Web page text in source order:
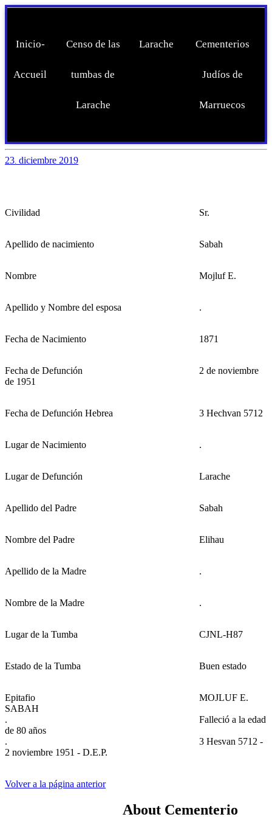
Inicio-
Accueil
Censo de las
tumbas de
Larache
Larache Cementerios
Judíos de
Marruecos
23. diciembre 2019
Civilidad Sr.
Apellido de nacimiento Sabah
Nombre Mojluf E.
Apellido y Nombre del esposa .
Fecha de Nacimiento 1871
Fecha de Defunción
2 de noviembre
de 1951
Fecha de Defunción Hebrea 3 Hechvan 5712
Lugar de Nacimiento .
Lugar de Defunción Larache
Apellido del Padre Sabah
Nombre del Padre Elihau
Apellido de la Madre .
Nombre de la Madre .
Lugar de la Tumba CJNL-H87
Estado de la Tumba Buen estado
Epitafio
MOJLUF E.
SABAH
.
Falleció a la edad
de 80 años
.
3 Hesvan 5712 -
2 noviembre 1951 - D.E.P.
Volver a la página anterior
About Cementerio